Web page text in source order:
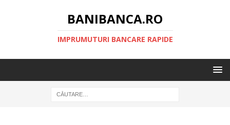
BANIBANCA.RO
IMPRUMUTURI BANCARE RAPIDE